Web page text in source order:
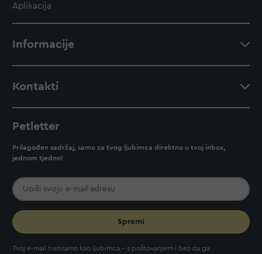
Aplikacija
Informacije
Kontakti
Petletter
Prilagođen sadržaj, samo za tvog ljubimca direktno u tvoj inbox,
jednom tjedno!
Spremi
Tvoj e-mail tretiramo kao ljubimca - s poštovanjem i bez da ga